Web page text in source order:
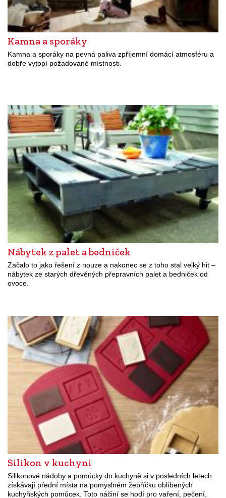
Kamna a sporáky
Kamna a sporáky na pevná paliva zpříjemní domácí atmosféru a
dobře vytopí požadované místnosti.
Nábytek z palet a bedniček
Začalo to jako řešení z nouze a nakonec se z toho stal velký hit –
nábytek ze starých dřevěných přepravních palet a bedniček od
ovoce.
Silikon v kuchyni
Silikonové nádoby a pomůcky do kuchyně si v posledních letech
získávají přední místa na pomyslném žebříčku oblíbených
kuchyňských pomůcek. Toto náčiní se hodí pro vaření, pečení,